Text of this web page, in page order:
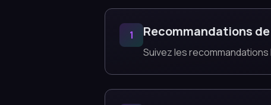
1 Recommandations
Suivez les